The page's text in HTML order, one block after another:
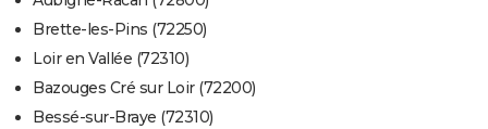
Brette-les-Pins (72250)
Loir en Vallée (72310)
Bazouges Cré sur Loir (72200)
Bessé-sur-Braye (72310)